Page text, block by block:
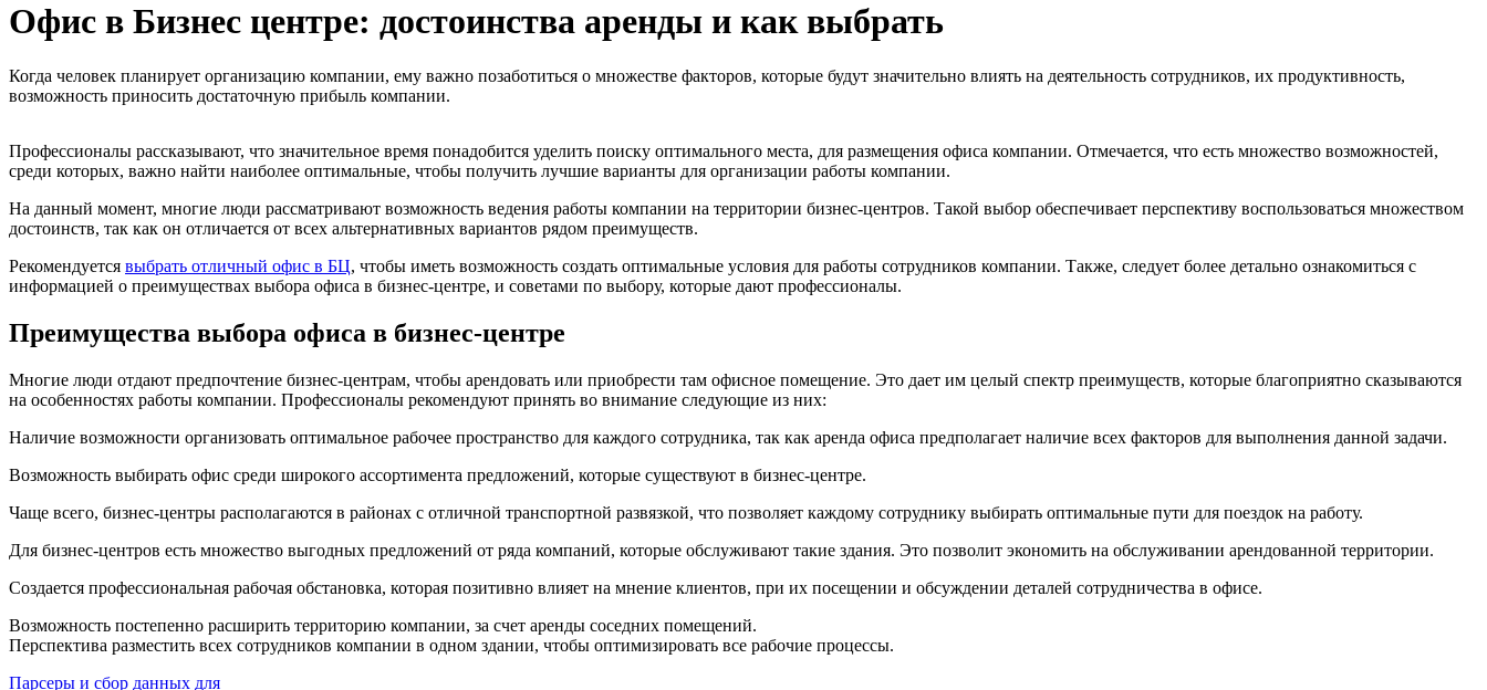
Офис в Бизнес центре: достоинства аренды и как выбрать
Когда человек планирует организацию компании, ему важно позаботиться о множестве факторов, которые будут значительно влиять на деятельность сотрудников, их продуктивность,
возможность приносить достаточную прибыль компании.
Профессионалы рассказывают, что значительное время понадобится уделить поиску оптимального места, для размещения офиса компании. Отмечается, что есть множество возможностей,
среди которых, важно найти наиболее оптимальные, чтобы получить лучшие варианты для организации работы компании.
На данный момент, многие люди рассматривают возможность ведения работы компании на территории бизнес-центров. Такой выбор обеспечивает перспективу воспользоваться множеством
достоинств, так как он отличается от всех альтернативных вариантов рядом преимуществ.
Рекомендуется выбрать отличный офис в БЦ, чтобы иметь возможность создать оптимальные условия для работы сотрудников компании. Также, следует более детально ознакомиться с
информацией о преимуществах выбора офиса в бизнес-центре, и советами по выбору, которые дают профессионалы.
Преимущества выбора офиса в бизнес-центре
Многие люди отдают предпочтение бизнес-центрам, чтобы арендовать или приобрести там офисное помещение. Это дает им целый спектр преимуществ, которые благоприятно сказываются
на особенностях работы компании. Профессионалы рекомендуют принять во внимание следующие из них:
Наличие возможности организовать оптимальное рабочее пространство для каждого сотрудника, так как аренда офиса предполагает наличие всех факторов для выполнения данной задачи.
Возможность выбирать офис среди широкого ассортимента предложений, которые существуют в бизнес-центре.
Чаще всего, бизнес-центры располагаются в районах с отличной транспортной развязкой, что позволяет каждому сотруднику выбирать оптимальные пути для поездок на работу.
Для бизнес-центров есть множество выгодных предложений от ряда компаний, которые обслуживают такие здания. Это позволит экономить на обслуживании арендованной территории.
Создается профессиональная рабочая обстановка, которая позитивно влияет на мнение клиентов, при их посещении и обсуждении деталей сотрудничества в офисе.
Возможность постепенно расширить территорию компании, за счет аренды соседних помещений.
Перспектива разместить всех сотрудников компании в одном здании, чтобы оптимизировать все рабочие процессы.
Парсеры и сбор данных для